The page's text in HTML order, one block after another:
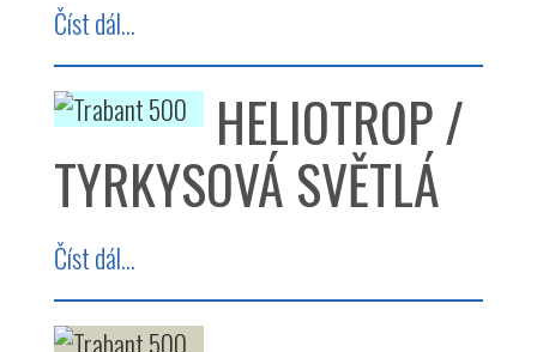
Číst dál...
HELIOTROP /
TYRKYSOVÁ SVĚTLÁ
Číst dál...